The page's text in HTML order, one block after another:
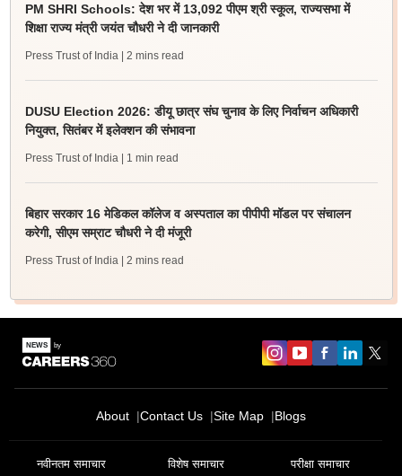
PM SHRI Schools: देश भर में 13,092 पीएम श्री स्कूल, राज्यसभा में
शिक्षा राज्य मंत्री जयंत चौधरी ने दी जानकारी
Press Trust of India | 2 mins read
DUSU Election 2026: डीयू छात्र संघ चुनाव के लिए निर्वाचन अधिकारी
नियुक्त, सितंबर में इलेक्शन की संभावना
Press Trust of India | 1 min read
बिहार सरकार 16 मेडिकल कॉलेज व अस्पताल का पीपीपी मॉडल पर संचालन
करेगी, सीएम सम्राट चौधरी ने दी मंजूरी
Press Trust of India | 2 mins read
About Contact Us Site Map Blogs
नवीनतम समाचार विशेष समाचार परीक्षा समाचार